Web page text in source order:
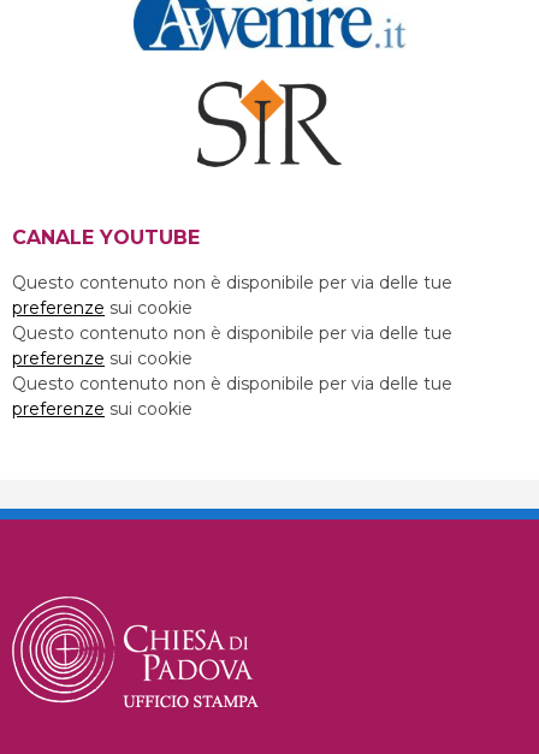
CANALE YOUTUBE
Questo contenuto non è disponibile per via delle tue
preferenze sui cookie
Questo contenuto non è disponibile per via delle tue
preferenze sui cookie
Questo contenuto non è disponibile per via delle tue
preferenze sui cookie